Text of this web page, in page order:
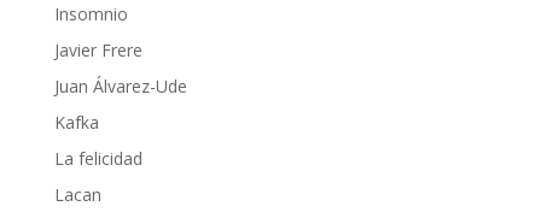
Insomnio
Javier Frere
Juan Álvarez-Ude
Kafka
La felicidad
Lacan